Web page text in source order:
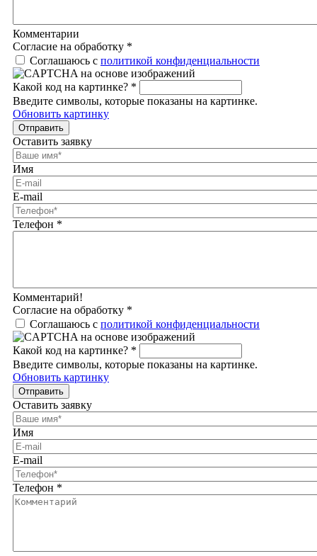
Комментарии
Согласие на обработку *
Соглашаюсь с политикой конфиденциальности
Какой код на картинке? *
Введите символы, которые показаны на картинке.
Обновить картинку
Отправить
Оставить заявку
Имя
E-mail
Телефон *
Комментарий!
Согласие на обработку *
Соглашаюсь с политикой конфиденциальности
Какой код на картинке? *
Введите символы, которые показаны на картинке.
Обновить картинку
Отправить
Оставить заявку
Имя
E-mail
Телефон *